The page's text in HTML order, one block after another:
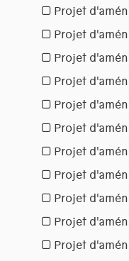
Projet
Projet
Projet
Projet
Projet
Projet
Projet
Projet
Projet
Projet
Projet